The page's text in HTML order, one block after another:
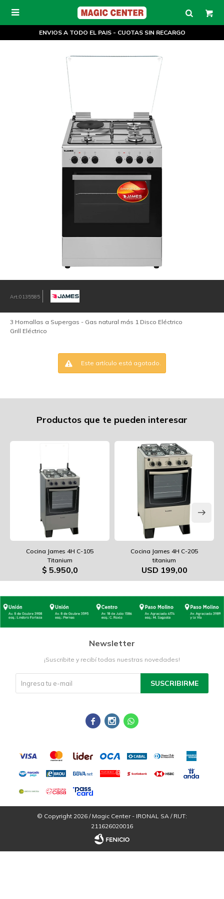

ENVIOS A TODO EL PAIS - CUOTAS SIN RECARGO
0135585
3 Hornallas a Supergas - Gas natural más 1 Disco Eléctrico
Grill Eléctrico
Este artículo está agotado.
Productos que te pueden interesar
Cocina James 4H C-105
Titanium
$ 5.950,0
Cocina James 4H C-205
titanium
USD 199,00
Newsletter
¡Suscribite y recibí todas nuestras novedades!
SUSCRIBIRME
  
© Copyright 2026 / Magic Center - IRONAL SA / RUT:
211626020016